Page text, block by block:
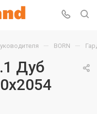
— BORN —
Дуб